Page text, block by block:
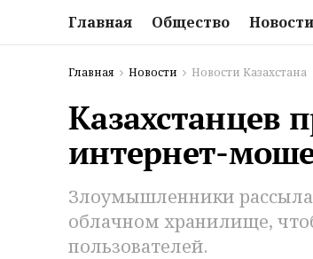
Главная Общество
Главная Новости Новости Казахстана
Казахстанцев
интернет-
Злоумышленники
облачном хранилище,
пользователей.